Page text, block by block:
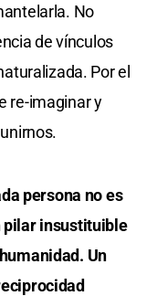
No
de vínculos
Por el
re-imaginar y
persona no es
pilar insustituible
Un